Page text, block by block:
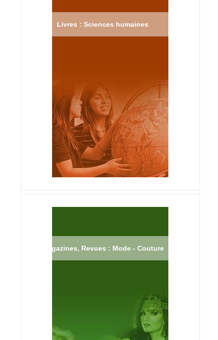
Livres : Sciences humaines
Magazines, Revues : Mode - Couture